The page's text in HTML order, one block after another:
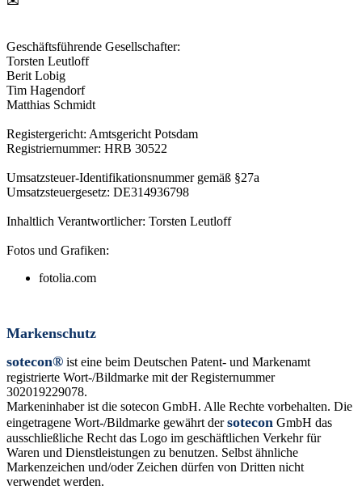
Geschäftsführende Gesellschafter:
Torsten Leutloff
Berit Lobig
Tim Hagendorf
Matthias Schmidt
Registergericht: Amtsgericht Potsdam
Registriernummer: HRB 30522
Umsatzsteuer-Identifikationsnummer gemäß §27a
Umsatzsteuergesetz: DE314936798
Inhaltlich Verantwortlicher: Torsten Leutloff
Fotos und Grafiken:
fotolia.com
Markenschutz
sotecon® ist eine beim Deutschen Patent- und Markenamt
registrierte Wort-/Bildmarke mit der Registernummer
302019229078.
Markeninhaber ist die sotecon GmbH. Alle Rechte vorbehalten. Die
eingetragene Wort-/Bildmarke gewährt dersotecon GmbH das
ausschließliche Recht das Logo im geschäftlichen Verkehr für
Waren und Dienstleistungen zu benutzen. Selbst ähnliche
Markenzeichen und/oder Zeichen dürfen von Dritten nicht
verwendet werden.